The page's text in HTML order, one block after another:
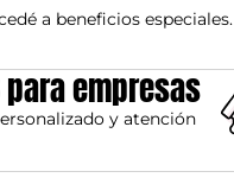
a beneficios especiales.
para empresas
y atención